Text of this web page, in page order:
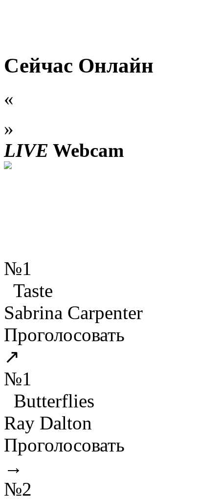
Сейчас Онлайн
«
»
LIVE Webcam
№1
Taste
Sabrina Carpenter
Проголосовать
↗
№1
Butterflies
Ray Dalton
Проголосовать
→
№2